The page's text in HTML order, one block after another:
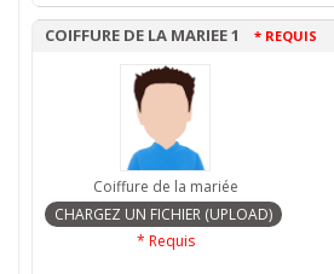
COIFFURE DE LA MARIEE 1 * REQUIS
Coiffure de la mariée
* Requis